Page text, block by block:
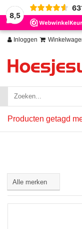
8,5
Inloggen
Producten getagd
Wij slaan cookies op om